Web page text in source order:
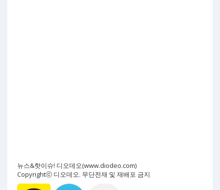
뉴스&핫이슈! 디오데오(www.diodeo.com)
Copyrightⓒ 디오데오. 무단전재 및 재배포 금지